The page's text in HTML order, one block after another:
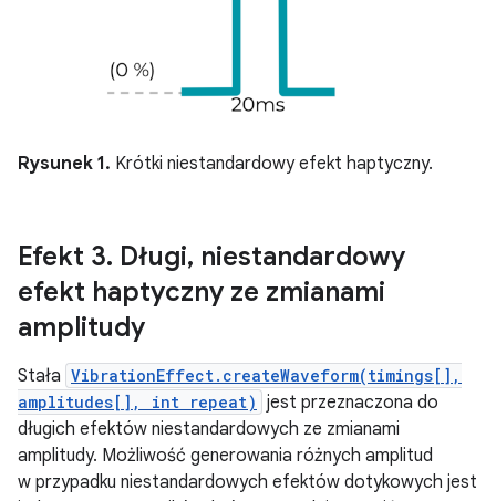
Rysunek 1. Krótki niestandardowy efekt haptyczny.
Efekt 3. Długi, niestandardowy
efekt haptyczny ze zmianami
amplitudy
Stała VibrationEffect.createWaveform(timings[],
amplitudes[], int repeat) jest przeznaczona do
długich efektów niestandardowych ze zmianami
amplitudy. Możliwość generowania różnych amplitud
w przypadku niestandardowych efektów dotykowych jest